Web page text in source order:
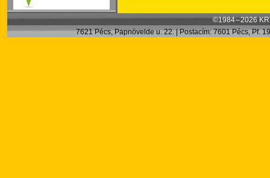
©1984 – 2026
7621 Pécs, Papnövelde u. 22. | Postacím: 7601 Pécs, Pf.